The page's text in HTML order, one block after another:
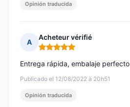
Opinión traducida
A
Acheteur vérifié
Nota: 5 de 5
Publicado el 12/08/2022 à 20h51
Entrega rápida, embalaje perfecto
Opinión traducida